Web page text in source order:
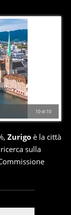
10di 10
Zurigo è la città
sulla